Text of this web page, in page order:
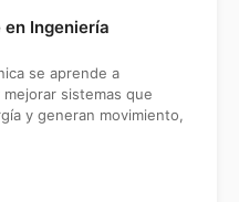
en Ingeniería
se aprende a
sistemas que
y generan movimiento,